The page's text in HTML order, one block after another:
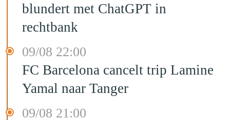
blundert met ChatGPT in
rechtbank
09/08 22:00
FC Barcelona cancelt trip Lamine
Yamal naar Tanger
09/08 21:00